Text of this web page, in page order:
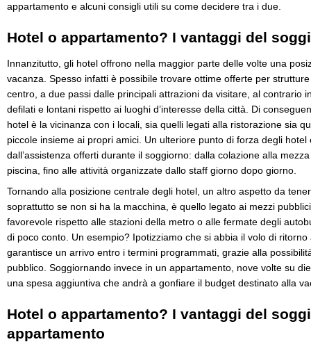
appartamento e alcuni consigli utili su come decidere tra i due.
Hotel o appartamento? I vantaggi del
Innanzitutto, gli hotel offrono nella maggior parte delle volte una
vacanza. Spesso infatti è possibile trovare ottime offerte per
centro, a due passi dalle principali attrazioni da visitare, al contrario
defilati e lontani rispetto ai luoghi d’interesse della città. Di
hotel è la vicinanza con i locali, sia quelli legati alla ristorazione sia
piccole insieme ai propri amici. Un ulteriore punto di forza degli
dall’assistenza offerti durante il soggiorno: dalla colazione alla
piscina, fino alle attività organizzate dallo staff giorno dopo giorno.
Tornando alla posizione centrale degli hotel, un altro aspetto da
soprattutto se non si ha la macchina, è quello legato ai mezzi
favorevole rispetto alle stazioni della metro o alle fermate degli
di poco conto. Un esempio? Ipotizziamo che si abbia il volo di
garantisce un arrivo entro i termini programmati, grazie alla
pubblico. Soggiornando invece in un appartamento, nove volte su
una spesa aggiuntiva che andrà a gonfiare il budget destinato alla
Hotel o appartamento? I vantaggi del
appartamento